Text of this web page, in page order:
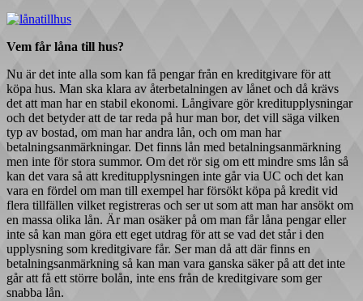
Vem får låna till hus?
Nu är det inte alla som kan få pengar från en kreditgivare för att
köpa hus. Man ska klara av återbetalningen av lånet och då krävs
det att man har en stabil ekonomi. Långivare gör kreditupplysningar
och det betyder att de tar reda på hur man bor, det vill säga vilken
typ av bostad, om man har andra lån, och om man har
betalningsanmärkningar. Det finns lån med betalningsanmärkning
men inte för stora summor. Om det rör sig om ett mindre sms lån så
kan det vara så att kreditupplysningen inte går via UC och det kan
vara en fördel om man till exempel har försökt köpa på kredit vid
flera tillfällen vilket registreras och ser ut som att man har ansökt om
en massa olika lån. Är man osäker på om man får låna pengar eller
inte så kan man göra ett eget utdrag för att se vad det står i den
upplysning som kreditgivare får. Ser man då att där finns en
betalningsanmärkning så kan man vara ganska säker på att det inte
går att få ett större bolån, inte ens från de kreditgivare som ger
snabba lån.